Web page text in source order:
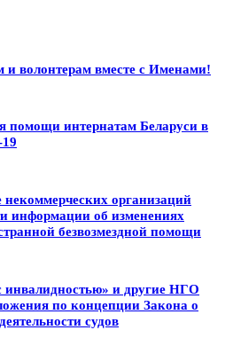
и волонтерам вместе с Именами!
помощи интернатам Беларуси в
организаций
информации об изменениях
безвозмездной помощи
и другие НГО
по концепции Закона о
судов